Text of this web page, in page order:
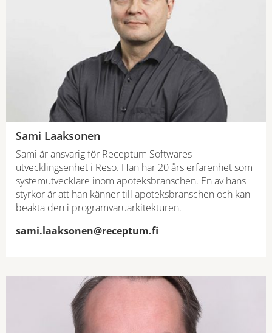
Sami Laaksonen
Sami är ansvarig för Receptum Softwares
utvecklingsenhet i Reso. Han har 20 års erfarenhet som
systemutvecklare inom apoteksbranschen. En av hans
styrkor är att han känner till apoteksbranschen och kan
beakta den i programvaruarkitekturen.
sami.laaksonen@receptum.fi